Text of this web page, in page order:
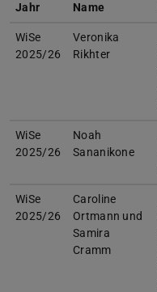
Jahr Name
WiSe
2025/26
Veronika
Rikhter
WiSe
2025/26
Noah
Sananikone
WiSe
2025/26
Caroline
Ortmann und
Samira
Cramm